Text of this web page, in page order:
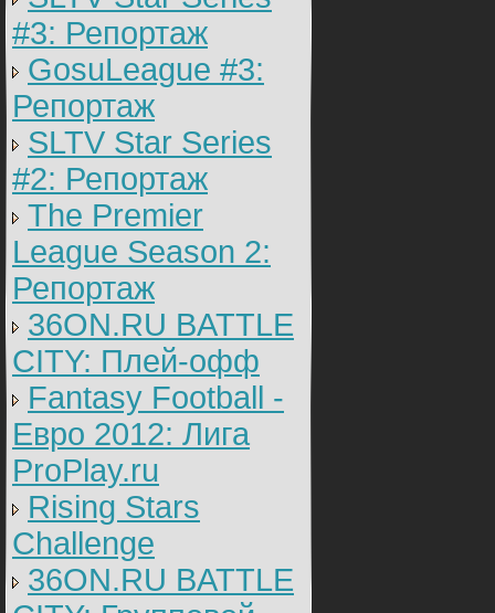
#3: Репортаж
GosuLeague #3:
Репортаж
SLTV Star Series
#2: Репортаж
The Premier
League Season 2:
Репортаж
36ON.RU BATTLE
CITY: Плей-офф
Fantasy Football -
Евро 2012: Лига
ProPlay.ru
Rising Stars
Challenge
36ON.RU BATTLE